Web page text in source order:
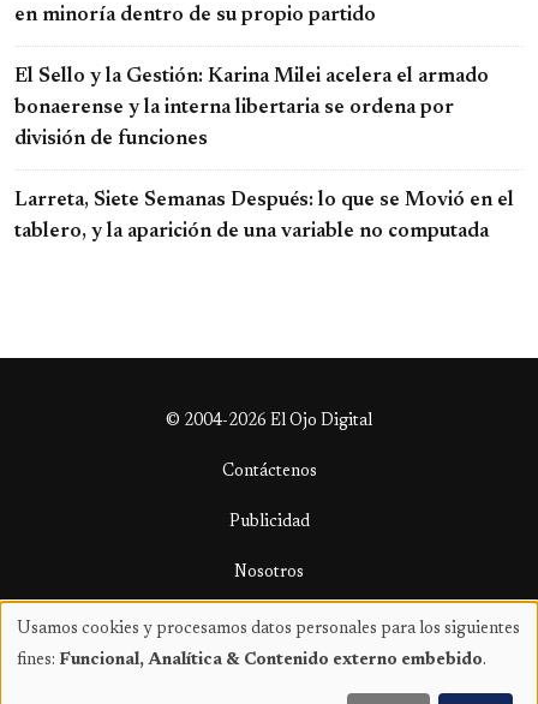
en minoría dentro de su propio partido
El Sello y la Gestión: Karina Milei acelera el armado
bonaerense y la interna libertaria se ordena por
división de funciones
Larreta, Siete Semanas Después: lo que se Movió en el
tablero, y la aparición de una variable no computada
© 2004-2026 El Ojo Digital
Contáctenos
Publicidad
Nosotros
Términos y condiciones
Uso
Usamos cookies y procesamos datos personales para los siguientes
fines: Funcional, Analítica & Contenido externo embebido.